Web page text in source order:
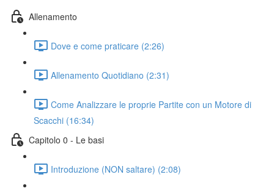
Allenamento
Dove e come praticare (2:26)
Allenamento Quotidiano (2:31)
Come Analizzare le proprie Partite con un Motore di
Scacchi (16:34)
Capitolo 0 - Le basi
Introduzione (NON saltare) (2:08)